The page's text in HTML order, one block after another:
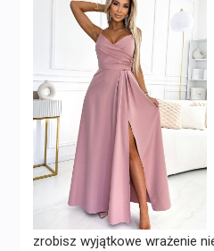
zrobisz wyjątkowe wrażenie